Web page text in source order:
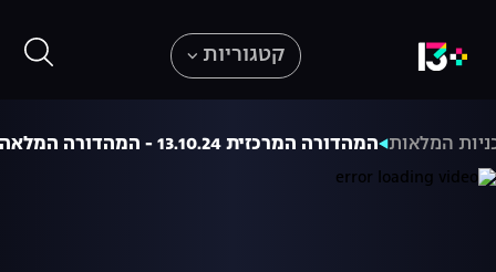
קטגוריות
המלאות המהדורה המרכזית 13.10.24 - המהדורה המלאה